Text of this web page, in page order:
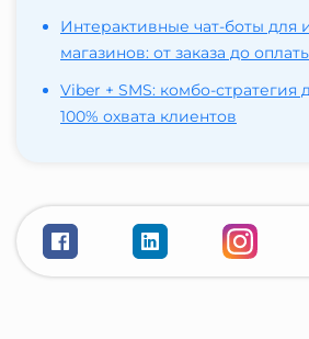
Интерактивные чат-боты для
магазинов: от заказа до
Viber + SMS: комбо-стратегия
100% охвата клиентов